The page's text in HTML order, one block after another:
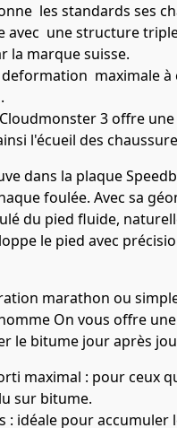
les standards ses
avec une structure
la marque suisse.
maximale
3 offre
l'écueil des
dans la plaque
foulée. Avec sa
du pied fluide,
le pied avec
marathon ou
On vous offre
le bitume jour après
maximal : pour ceux
sur bitume.
: idéale pour